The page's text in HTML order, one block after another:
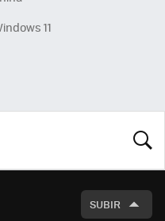
11
SUBIR